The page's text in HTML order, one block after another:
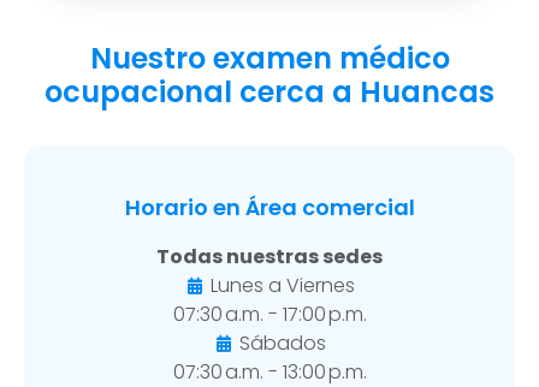
Nuestro examen médico
ocupacional cerca a Huancas
Horario en Área comercial
Todas nuestras sedes
Lunes a Viernes
07:30 a.m. - 17:00 p.m.
Sábados
07:30 a.m. - 13:00 p.m.